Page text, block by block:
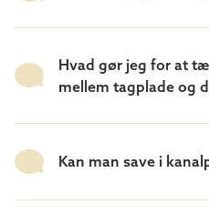
Hvad gør jeg for at
mellem tagplade og
Kan man save i